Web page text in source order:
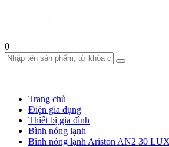
0
Trang chủ
Điện gia dụng
Thiết bị gia đình
Bình nóng lạnh
Bình nóng lạnh Ariston AN2 30